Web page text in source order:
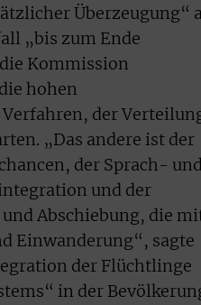
Überzeugung“
„bis zum Ende
Kommission
hohen
der
„Das andere ist der
der Sprach- und
und der
Abschiebung, die
Einwanderung“, sagte
der Flüchtlinge
in der